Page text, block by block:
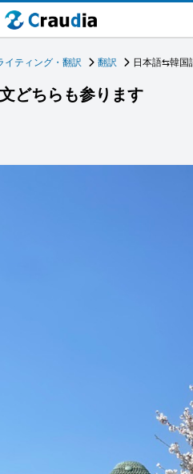
イティング・翻訳 翻訳 日本語⇆韓国
どちらも参ります